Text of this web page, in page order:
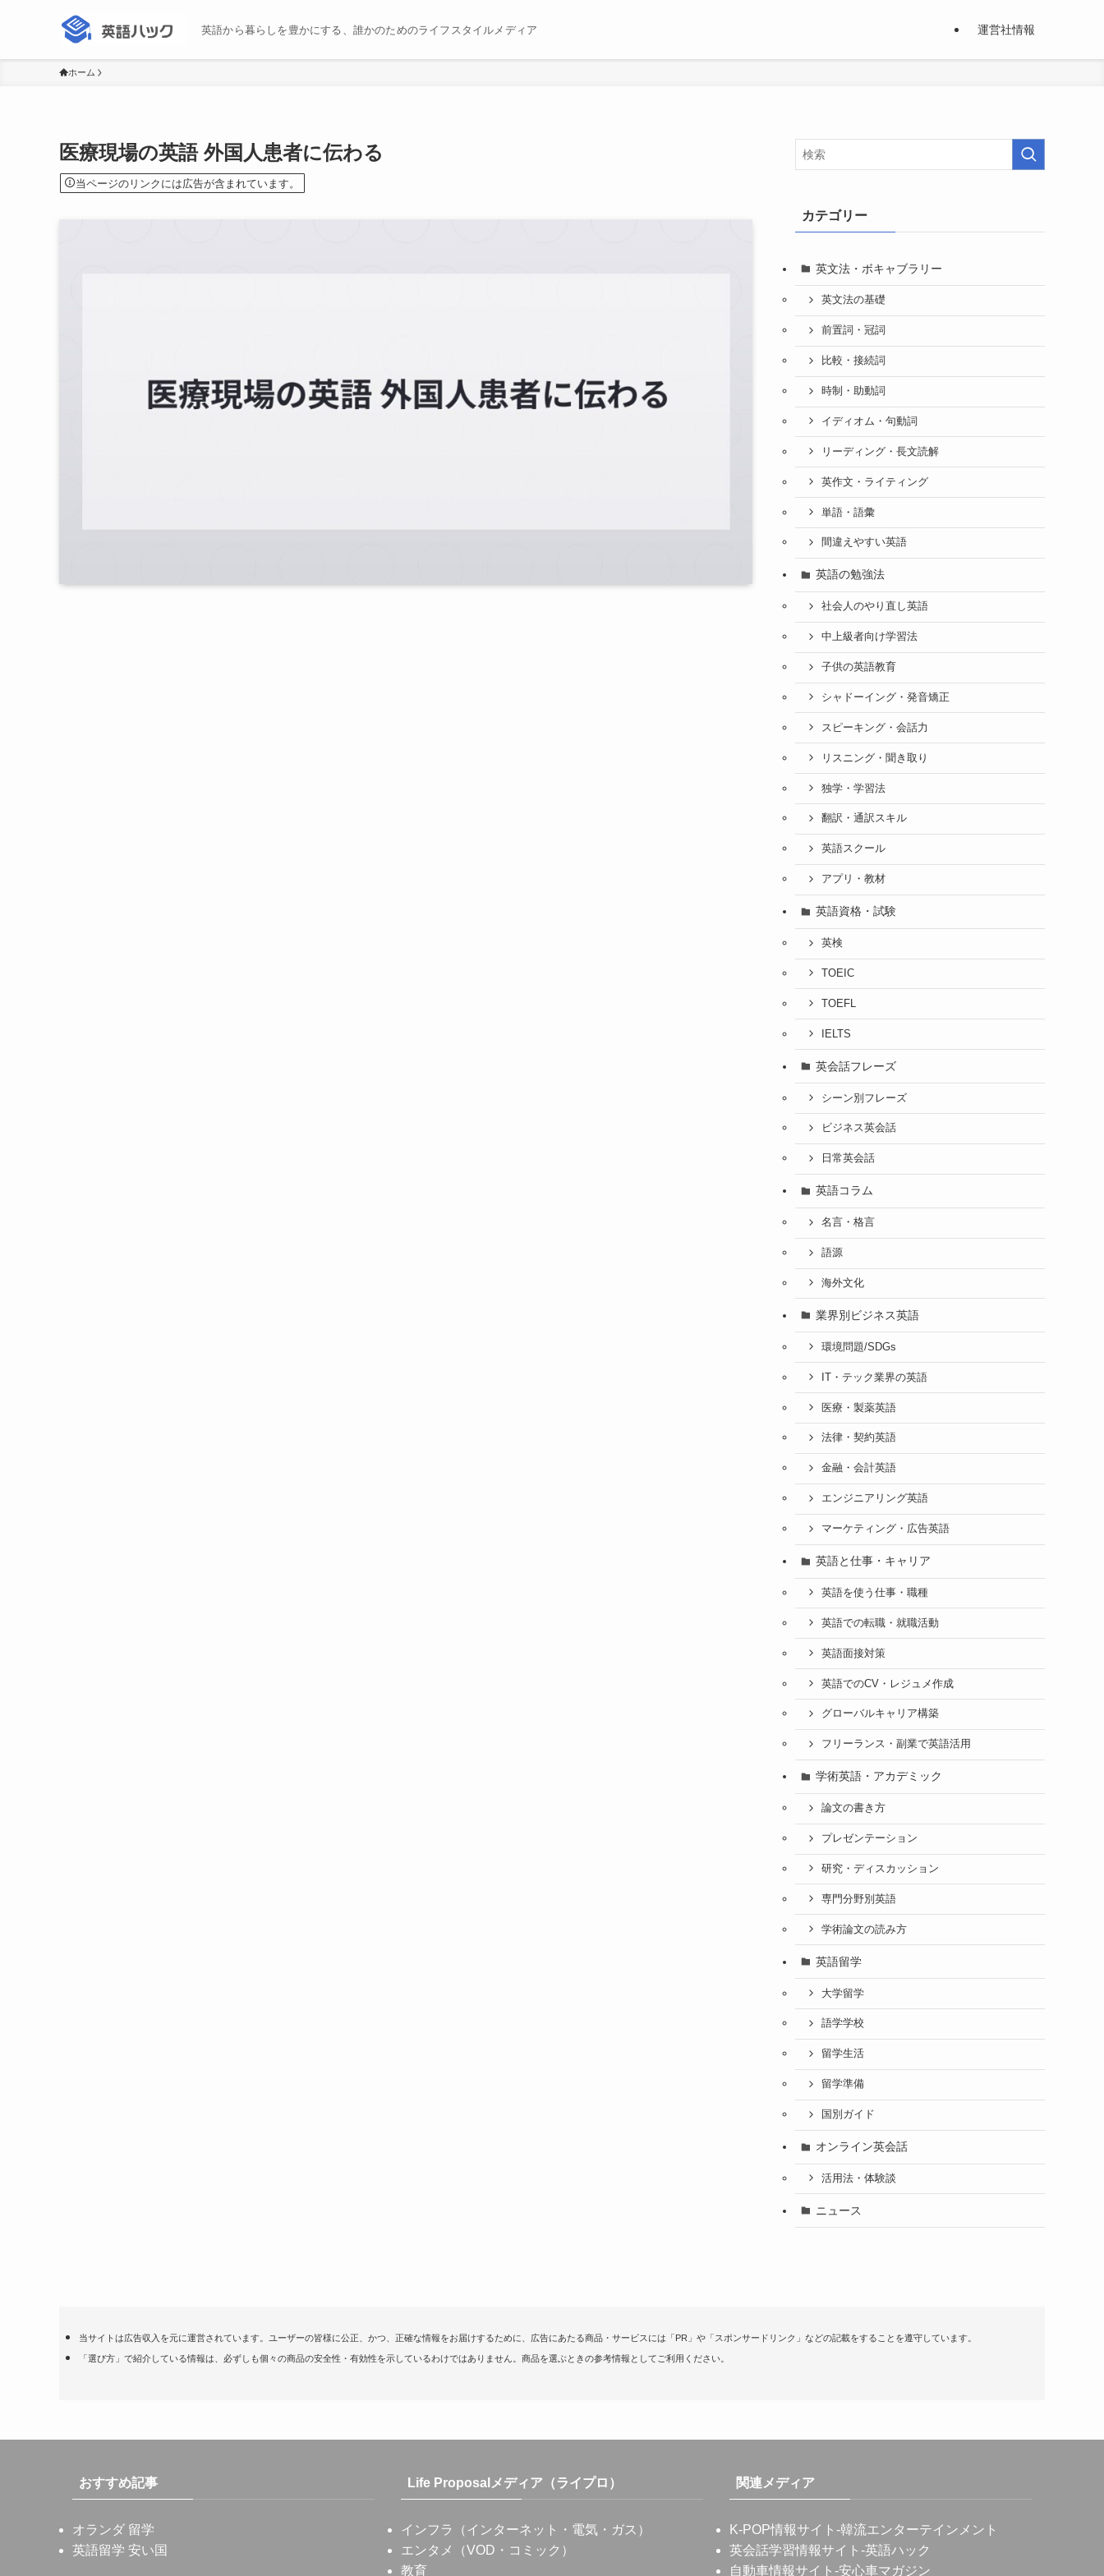
英語から暮らしを豊かにする、誰かのためのライフスタイルメディア 運営社情報
ホーム
医療現場の英語 外国人患者に伝わる
当ページのリンクには広告が含まれています。
カテゴリー
英文法・ボキャブラリー
英文法の基礎
前置詞・冠詞
比較・接続詞
時制・助動詞
イディオム・句動詞
リーディング・長文読解
英作文・ライティング
単語・語彙
間違えやすい英語
英語の勉強法
社会人のやり直し英語
中上級者向け学習法
子供の英語教育
シャドーイング・発音矯正
スピーキング・会話力
リスニング・聞き取り
独学・学習法
翻訳・通訳スキル
英語スクール
アプリ・教材
英語資格・試験
英検
TOEIC
TOEFL
IELTS
英会話フレーズ
シーン別フレーズ
ビジネス英会話
日常英会話
英語コラム
名言・格言
語源
海外文化
業界別ビジネス英語
環境問題/SDGs
IT・テック業界の英語
医療・製薬英語
法律・契約英語
金融・会計英語
エンジニアリング英語
マーケティング・広告英語
英語と仕事・キャリア
英語を使う仕事・職種
英語での転職・就職活動
英語面接対策
英語でのCV・レジュメ作成
グローバルキャリア構築
フリーランス・副業で英語活用
学術英語・アカデミック
論文の書き方
プレゼンテーション
研究・ディスカッション
専門分野別英語
学術論文の読み方
英語留学
大学留学
語学学校
留学生活
留学準備
国別ガイド
オンライン英会話
活用法・体験談
ニュース
当サイトは広告収入を元に運営されています。ユーザーの皆様に公正、かつ、正確な情報をお届けするために、広告にあたる商品・サービスには「PR」や「スポンサードリンク」などの記載をすることを遵守しています。
「選び方」で紹介している情報は、必ずしも個々の商品の安全性・有効性を示しているわけではありません。商品を選ぶときの参考情報としてご利用ください。
おすすめ記事
オランダ 留学
英語留学 安い国
Life Proposalメディア（ライプロ）
インフラ（インターネット・電気・ガス）
エンタメ（VOD・コミック）
教育
関連メディア
K-POP情報サイト -韓流エンターテインメント
英会話学習情報サイト -英語ハック
自動車情報サイト -安心車マガジン